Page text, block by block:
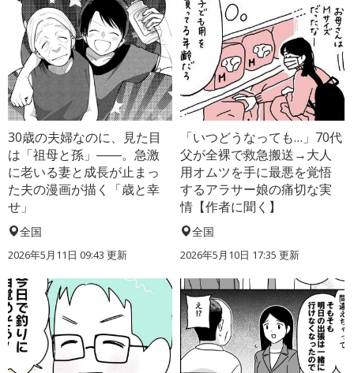
30歳の夫婦なのに、見た目
は「祖母と孫」――。急激
に老いる妻と成長が止まっ
た夫の漫画が描く「歳と幸
せ」
全国
2026年5月11日 09:43 更新
「いつどうなっても…」70代
父が全裸で救急搬送→大人
用オムツを手に最悪を覚悟
するアラサー娘の痛切な実
情【作者に聞く】
全国
2026年5月10日 17:35 更新